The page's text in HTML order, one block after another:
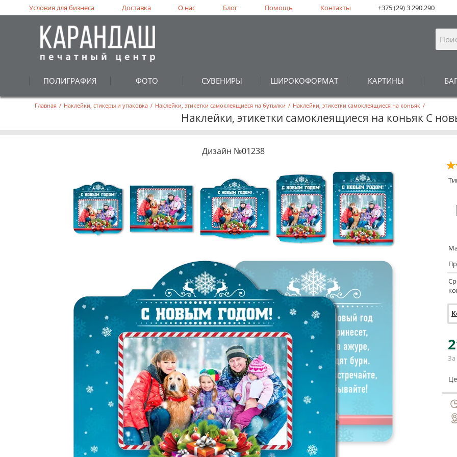
ПОЛИГРАФИЯ ФОТО СУВЕНИРЫ ШИРОКОФОРМАТ КАРТИНЫ
Условия для бизнеса Доставка О нас Блог Помощь Контакты +375 (29) 3 290 290
Главная / Наклейки, стикеры и упаковка / Наклейки, этикетки самоклеящиеся на бутылки / Наклейки, этикетки самоклеящиеся на коньяк /
Наклейки, этикетки самоклеящиеся на коньяк С
Дизайн №01238
За